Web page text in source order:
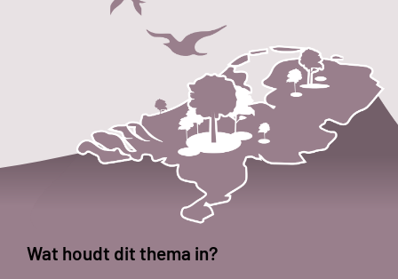
Wat houdt dit thema in?